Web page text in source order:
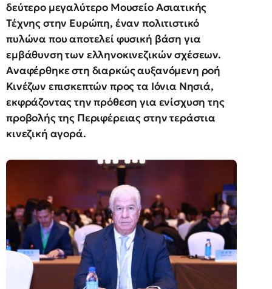
δεύτερο μεγαλύτερο Μουσείο Ασιατικής
Τέχνης στην Ευρώπη, έναν πολιτιστικό
πυλώνα που αποτελεί φυσική βάση για
εμβάθυνση των ελληνοκινεζικών σχέσεων.
Αναφέρθηκε στη διαρκώς αυξανόμενη ροή
Κινέζων επισκεπτών προς τα Ιόνια Νησιά,
εκφράζοντας την πρόθεση για ενίσχυση της
προβολής της Περιφέρειας στην τεράστια
κινεζική αγορά.